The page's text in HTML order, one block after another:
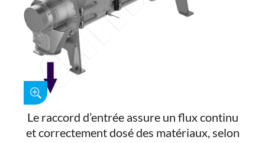
Le raccord d’entrée assure un flux continu
et correctement dosé des matériaux, selon